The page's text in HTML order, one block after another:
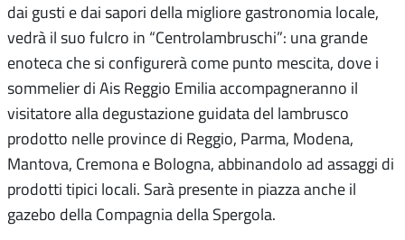
dai gusti e dai sapori della migliore gastronomia locale,
vedrà il suo fulcro in “Centrolambruschi”: una grande
enoteca che si configurerà come punto mescita, dove i
sommelier di Ais Reggio Emilia accompagneranno il
visitatore alla degustazione guidata del lambrusco
prodotto nelle province di Reggio, Parma, Modena,
Mantova, Cremona e Bologna, abbinandolo ad assaggi di
prodotti tipici locali. Sarà presente in piazza anche il
gazebo della Compagnia della Spergola.